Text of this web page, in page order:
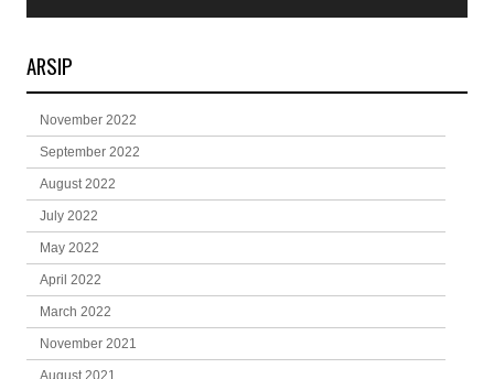
ARSIP
November 2022
September 2022
August 2022
July 2022
May 2022
April 2022
March 2022
November 2021
August 2021